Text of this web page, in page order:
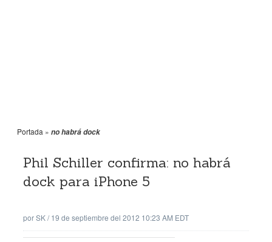
Portada » no habrá dock
Phil Schiller confirma: no habrá
dock para iPhone 5
porSK/19 de septiembre del 2012 10:23 AM EDT